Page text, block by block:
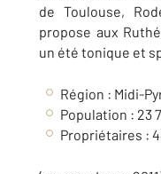
de Toulouse,
propose aux
un été tonique et
Région : Midi-
Population : 23
Propriétaires :